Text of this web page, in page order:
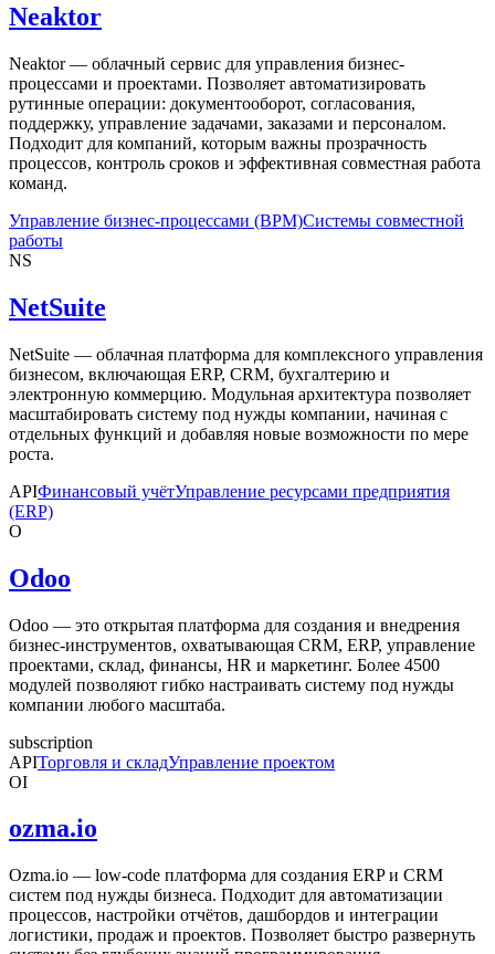
Neaktor
Neaktor — облачный сервис для управления бизнес-
процессами и проектами. Позволяет автоматизировать
рутинные операции: документооборот, согласования,
поддержку, управление задачами, заказами и персоналом.
Подходит для компаний, которым важны прозрачность
процессов, контроль сроков и эффективная совместная работа
команд.
Управление бизнес-процессами (BPM)Системы совместной
работы
NS
NetSuite
NetSuite — облачная платформа для комплексного управления
бизнесом, включающая ERP, CRM, бухгалтерию и
электронную коммерцию. Модульная архитектура позволяет
масштабировать систему под нужды компании, начиная с
отдельных функций и добавляя новые возможности по мере
роста.
APIФинансовый учётУправление ресурсами предприятия
(ERP)
O
Odoo
Odoo — это открытая платформа для создания и внедрения
бизнес-инструментов, охватывающая CRM, ERP, управление
проектами, склад, финансы, HR и маркетинг. Более 4500
модулей позволяют гибко настраивать систему под нужды
компании любого масштаба.
subscription
APIТорговля и складУправление проектом
OI
ozma.io
Ozma.io — low-code платформа для создания ERP и CRM
систем под нужды бизнеса. Подходит для автоматизации
процессов, настройки отчётов, дашбордов и интеграции
логистики, продаж и проектов. Позволяет быстро развернуть